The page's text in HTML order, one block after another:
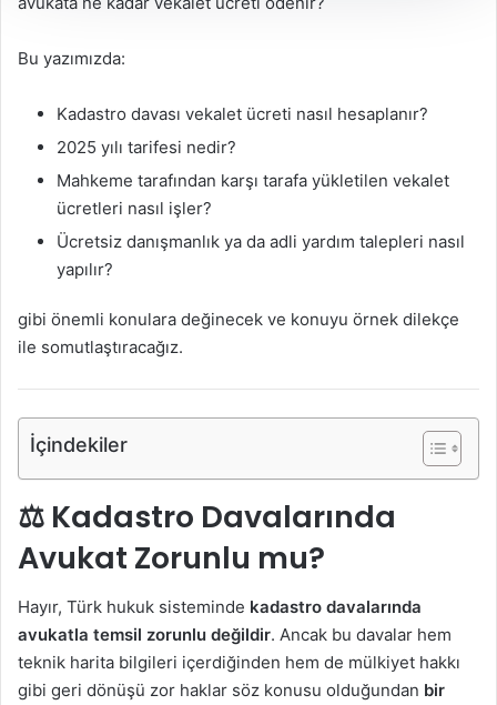
Bu yazımızda:
Kadastro davası vekalet ücreti nasıl hesaplanır?
2025 yılı tarifesi nedir?
Mahkeme tarafından karşı tarafa yükletilen vekalet
ücretleri nasıl işler?
Ücretsiz danışmanlık ya da adli yardım talepleri nasıl
yapılır?
gibi önemli konulara değinecek ve konuyu örnek dilekçe
ile somutlaştıracağız.
İçindekiler
⚖️ Kadastro Davalarında
Avukat Zorunlu mu?
Hayır, Türk hukuk sisteminde kadastro davalarında
avukatla temsil zorunlu değildir. Ancak bu davalar hem
teknik harita bilgileri içerdiğinden hem de mülkiyet hakkı
gibi geri dönüşü zor haklar söz konusu olduğundan bir